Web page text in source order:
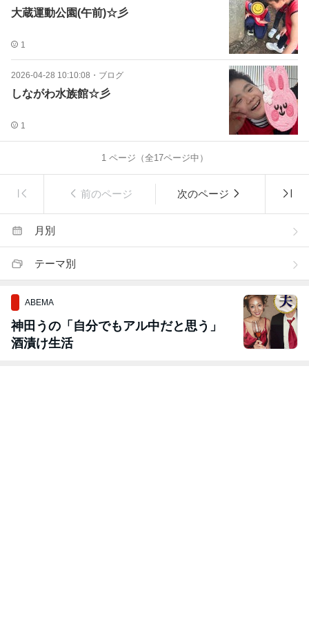
大蔵運動公園(午前)☆彡
1
2026-04-28 10:10:08 ・ ブログ
しながわ水族館☆彡
1
1ページ（全17ページ中）
前のページ 次のページ
月別
テーマ別
ABEMA
神田うの「自分でもアル中だと思う」
酒漬け生活